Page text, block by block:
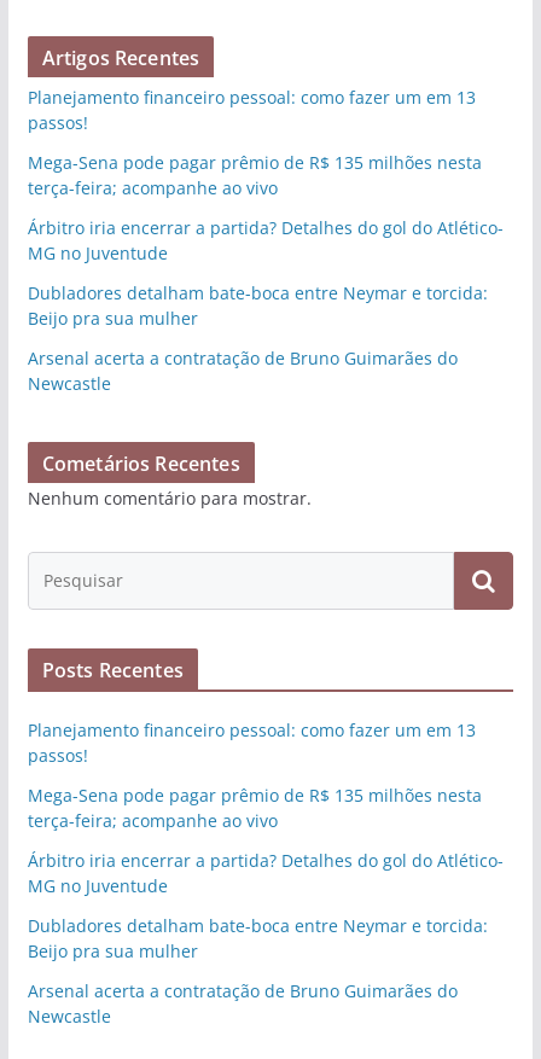
Artigos Recentes
Planejamento financeiro pessoal: como fazer um em 13
passos!
Mega-Sena pode pagar prêmio de R$ 135 milhões nesta
terça-feira; acompanhe ao vivo
Árbitro iria encerrar a partida? Detalhes do gol do Atlético-
MG no Juventude
Dubladores detalham bate-boca entre Neymar e torcida:
Beijo pra sua mulher
Arsenal acerta a contratação de Bruno Guimarães do
Newcastle
Cometários Recentes
Nenhum comentário para mostrar.
Posts Recentes
Planejamento financeiro pessoal: como fazer um em 13
passos!
Mega-Sena pode pagar prêmio de R$ 135 milhões nesta
terça-feira; acompanhe ao vivo
Árbitro iria encerrar a partida? Detalhes do gol do Atlético-
MG no Juventude
Dubladores detalham bate-boca entre Neymar e torcida:
Beijo pra sua mulher
Arsenal acerta a contratação de Bruno Guimarães do
Newcastle